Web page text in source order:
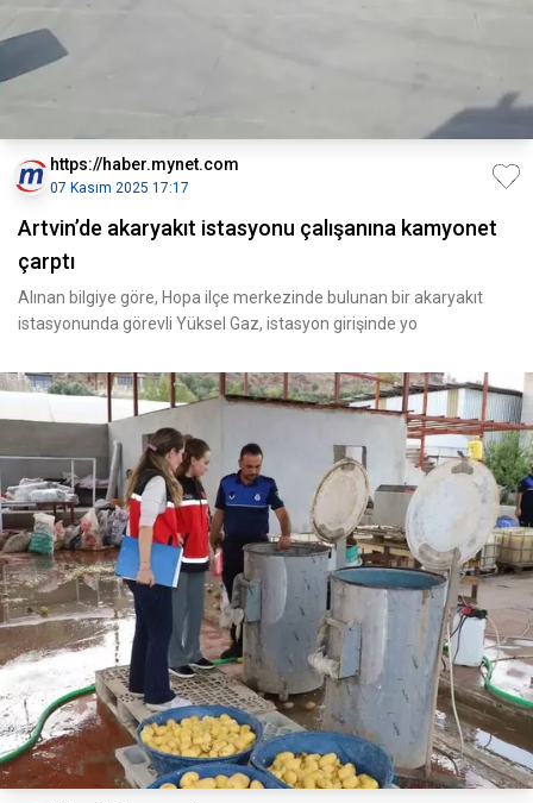
https://haber.mynet.com
07 Kasım 2025 17:17
Artvin’de akaryakıt istasyonu çalışanına kamyonet
çarptı
Alınan bilgiye göre, Hopa ilçe merkezinde bulunan bir akaryakıt
istasyonunda görevli Yüksel Gaz, istasyon girişinde yo